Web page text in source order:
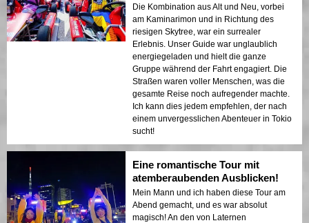
Die Kombination aus Alt und Neu, vorbei
am Kaminarimon und in Richtung des
riesigen Skytree, war ein surrealer
Erlebnis. Unser Guide war unglaublich
energiegeladen und hielt die ganze
Gruppe während der Fahrt engagiert. Die
Straßen waren voller Menschen, was die
gesamte Reise noch aufregender machte.
Ich kann dies jedem empfehlen, der nach
einem unvergesslichen Abenteuer in Tokio
sucht!
Eine romantische Tour mit
atemberaubenden Ausblicken!
Mein Mann und ich haben diese Tour am
Abend gemacht, und es war absolut
magisch! An den von Laternen